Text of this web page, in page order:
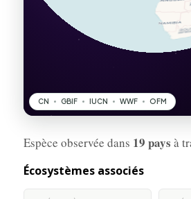
Espèce observée dans 19 pays à
Écosystèmes associés